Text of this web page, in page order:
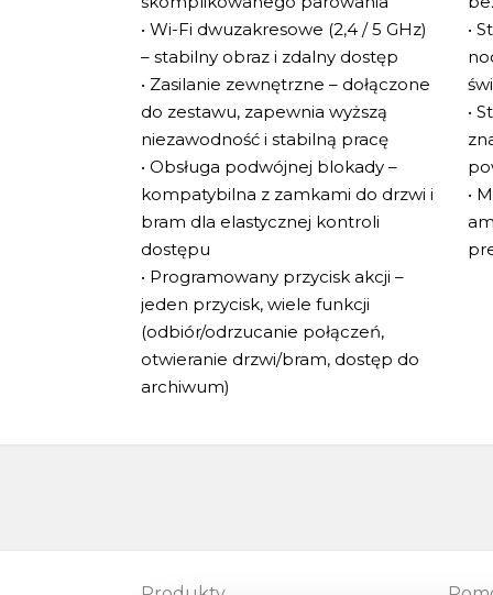
• Wi-Fi dwuzakresowe (2,4 / 5 GHz)
– stabilny obraz i zdalny dostęp
• Zasilanie zewnętrzne – dołączone
do zestawu, zapewnia wyższą
niezawodność i stabilną pracę
• Obsługa podwójnej blokady –
kompatybilna z zamkami do drzwi i
bram dla elastycznej kontroli
dostępu
• Programowany przycisk akcji –
jeden przycisk, wiele funkcji
(odbiór/odrzucanie połączeń,
otwieranie drzwi/bram, dostęp do
archiwum)
•
•
•